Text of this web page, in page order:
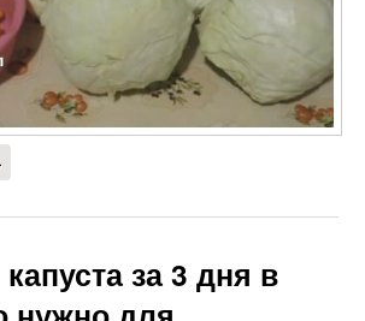
за 3 дня в